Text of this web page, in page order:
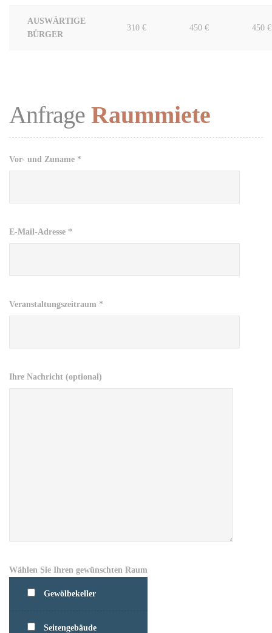
AUSWÄRTIGE
BÜRGER
310 € 450 € 450 €
Anfrage Raummiete
Vor- und Zuname *
E-Mail-Adresse *
Veranstaltungszeitraum *
Ihre Nachricht (optional)
Wählen Sie Ihren gewünschten Raum
Gewölbekeller
Seitengebäude